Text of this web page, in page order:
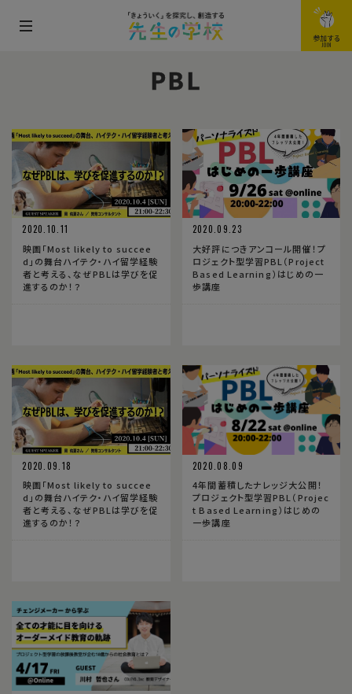
メ
開
閉
す
る
参加する
JOIN
PBL
2020.10.11
映画「Most likely to succee
d」の舞台ハイテク・ハイ留学経験
者と考える、なぜPBLは学びを促
進するのか！？
2020.09.23
大好評につきアンコール開催！プ
ロジェクト型学習PBL（Project
Based Learning）はじめの一
歩講座
2020.09.18
映画「Most likely to succee
d」の舞台ハイテク・ハイ留学経験
者と考える、なぜPBLは学びを促
進するのか！？
2020.08.09
4年間蓄積したナレッジ大公開！
プロジェクト型学習PBL（Projec
t Based Learning）はじめの
一歩講座